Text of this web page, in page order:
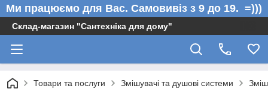
Ми працюємо для Вас. Самовивіз з 9 до 19. =)))
Склад-магазин "Сантехніка для дому"
Товари та послуги Змішувачі та душові системи